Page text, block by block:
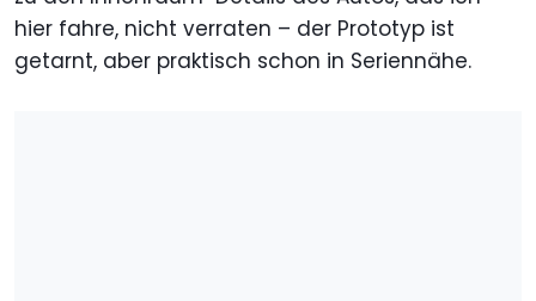
hier fahre, nicht verraten – der Prototyp ist
getarnt, aber praktisch schon in Seriennähe.